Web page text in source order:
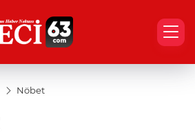
Nöbet